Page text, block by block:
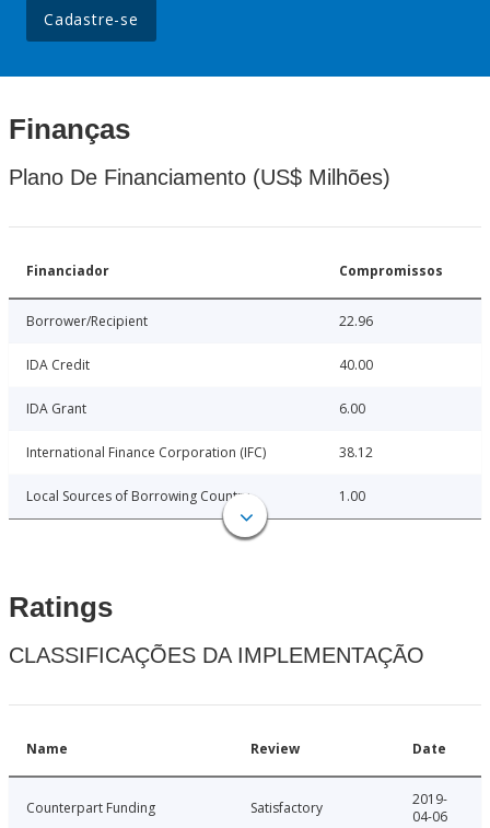
Cadastre-se
Finanças
Plano De Financiamento (US$ Milhões)
Financiador Compromissos
Borrower/Recipient 22.96
IDA Credit 40.00
IDA Grant 6.00
International Finance Corporation (IFC) 38.12
Local Sources of Borrowing Country 1.00
Ratings
CLASSIFICAÇÕES DA IMPLEMENTAÇÃO
Name Review Date
Counterpart Funding Satisfactory
2019-
04-06